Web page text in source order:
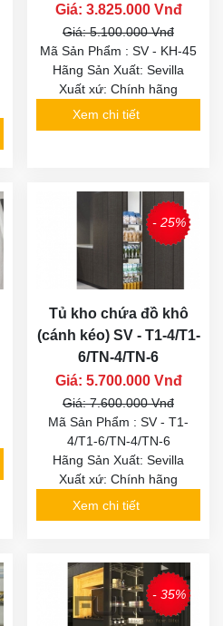
Giá: 3.825.000 Vnđ
Giá: 5.100.000 Vnđ
Mã Sản Phẩm : SV - KH-45
Hãng Sản Xuất: Sevilla
Xuất xứ: Chính hãng
Xem chi tiết
- 25%
Tủ kho chứa đồ khô
(cánh kéo) SV - T1-4/T1-
6/TN-4/TN-6
Giá: 5.700.000 Vnđ
Giá: 7.600.000 Vnđ
Mã Sản Phẩm : SV - T1-
4/T1-6/TN-4/TN-6
Hãng Sản Xuất: Sevilla
Xuất xứ: Chính hãng
Xem chi tiết
- 35%